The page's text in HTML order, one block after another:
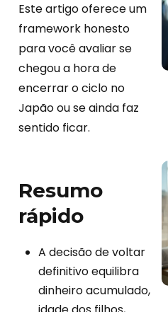
Este artigo oferece um
framework honesto
para você avaliar se
chegou a hora de
encerrar o ciclo no
Japão ou se ainda faz
sentido ficar.
Resumo
rápido
A decisão de voltar
definitivo equilibra
dinheiro acumulado,